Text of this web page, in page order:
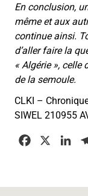
En conclusion,
même et aux
continue ainsi.
d’aller faire la
« Algérie », celle
de la semoule.
CLKI –
SIWEL 210955
e
k